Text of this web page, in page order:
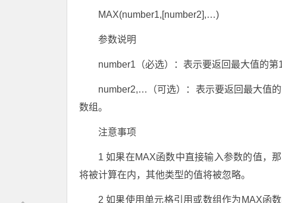
MAX(number1,[number2],…)
参数说明
number1（必选）：表示要返回最大值的
number2,…（可选）：表示要返回最大值
数组。
注意事项
1 如果在MAX函数中直接输入参数的值，
将被计算在内，其他类型的值将被忽略。
2 如果使用单元格引用或数组作为MAX函